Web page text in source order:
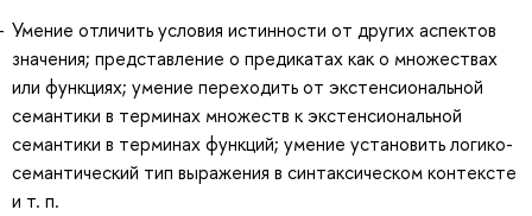
Умение отличить условия истинности от других аспектов
значения; представление о предикатах как о множествах
или функциях; умение переходить от экстенсиональной
семантики в терминах множеств к экстенсиональной
семантики в терминах функций; умение установить логико-
семантический тип выражения в синтаксическом контексте
и т. п.